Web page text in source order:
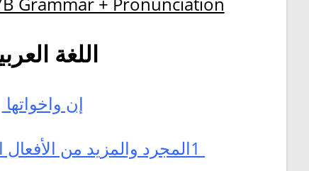
اللغة
إن واخواتها